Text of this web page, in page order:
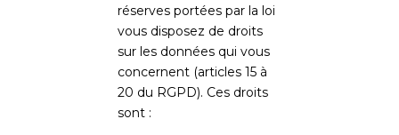
réserves portées par la loi
vous disposez de droits
sur les données qui vous
concernent (articles 15 à
20 du RGPD). Ces droits
sont :